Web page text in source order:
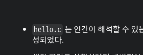
hello.c 는 인간이 해석할 수 있
성되었다.